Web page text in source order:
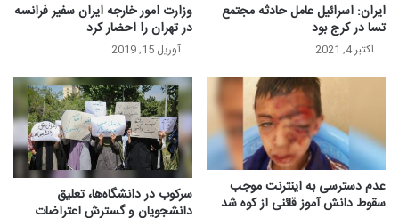
ایران: اسرائيل عامل حادثه مجتمع
تسا در کرج بود
اکتبر 4, 2021
وزارت امور خارجه ایران سفیر فرانسه
در تهران را احضار کرد
آوریل 15, 2019
عدم دسترسی به اینترنت موجب
سقوط دانش آموز قائنی از کوه شد سرکوب در دانشگاه‌ها، تعلیق
دانشجویان و گسترش اعتراضات